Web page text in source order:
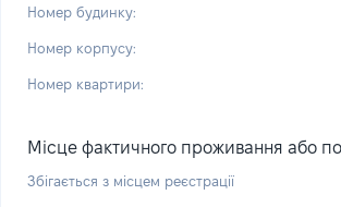
Номер будинку:
Номер корпусу:
Номер квартири:
Місце фактичного проживання або
Збігається з місцем реєстрації